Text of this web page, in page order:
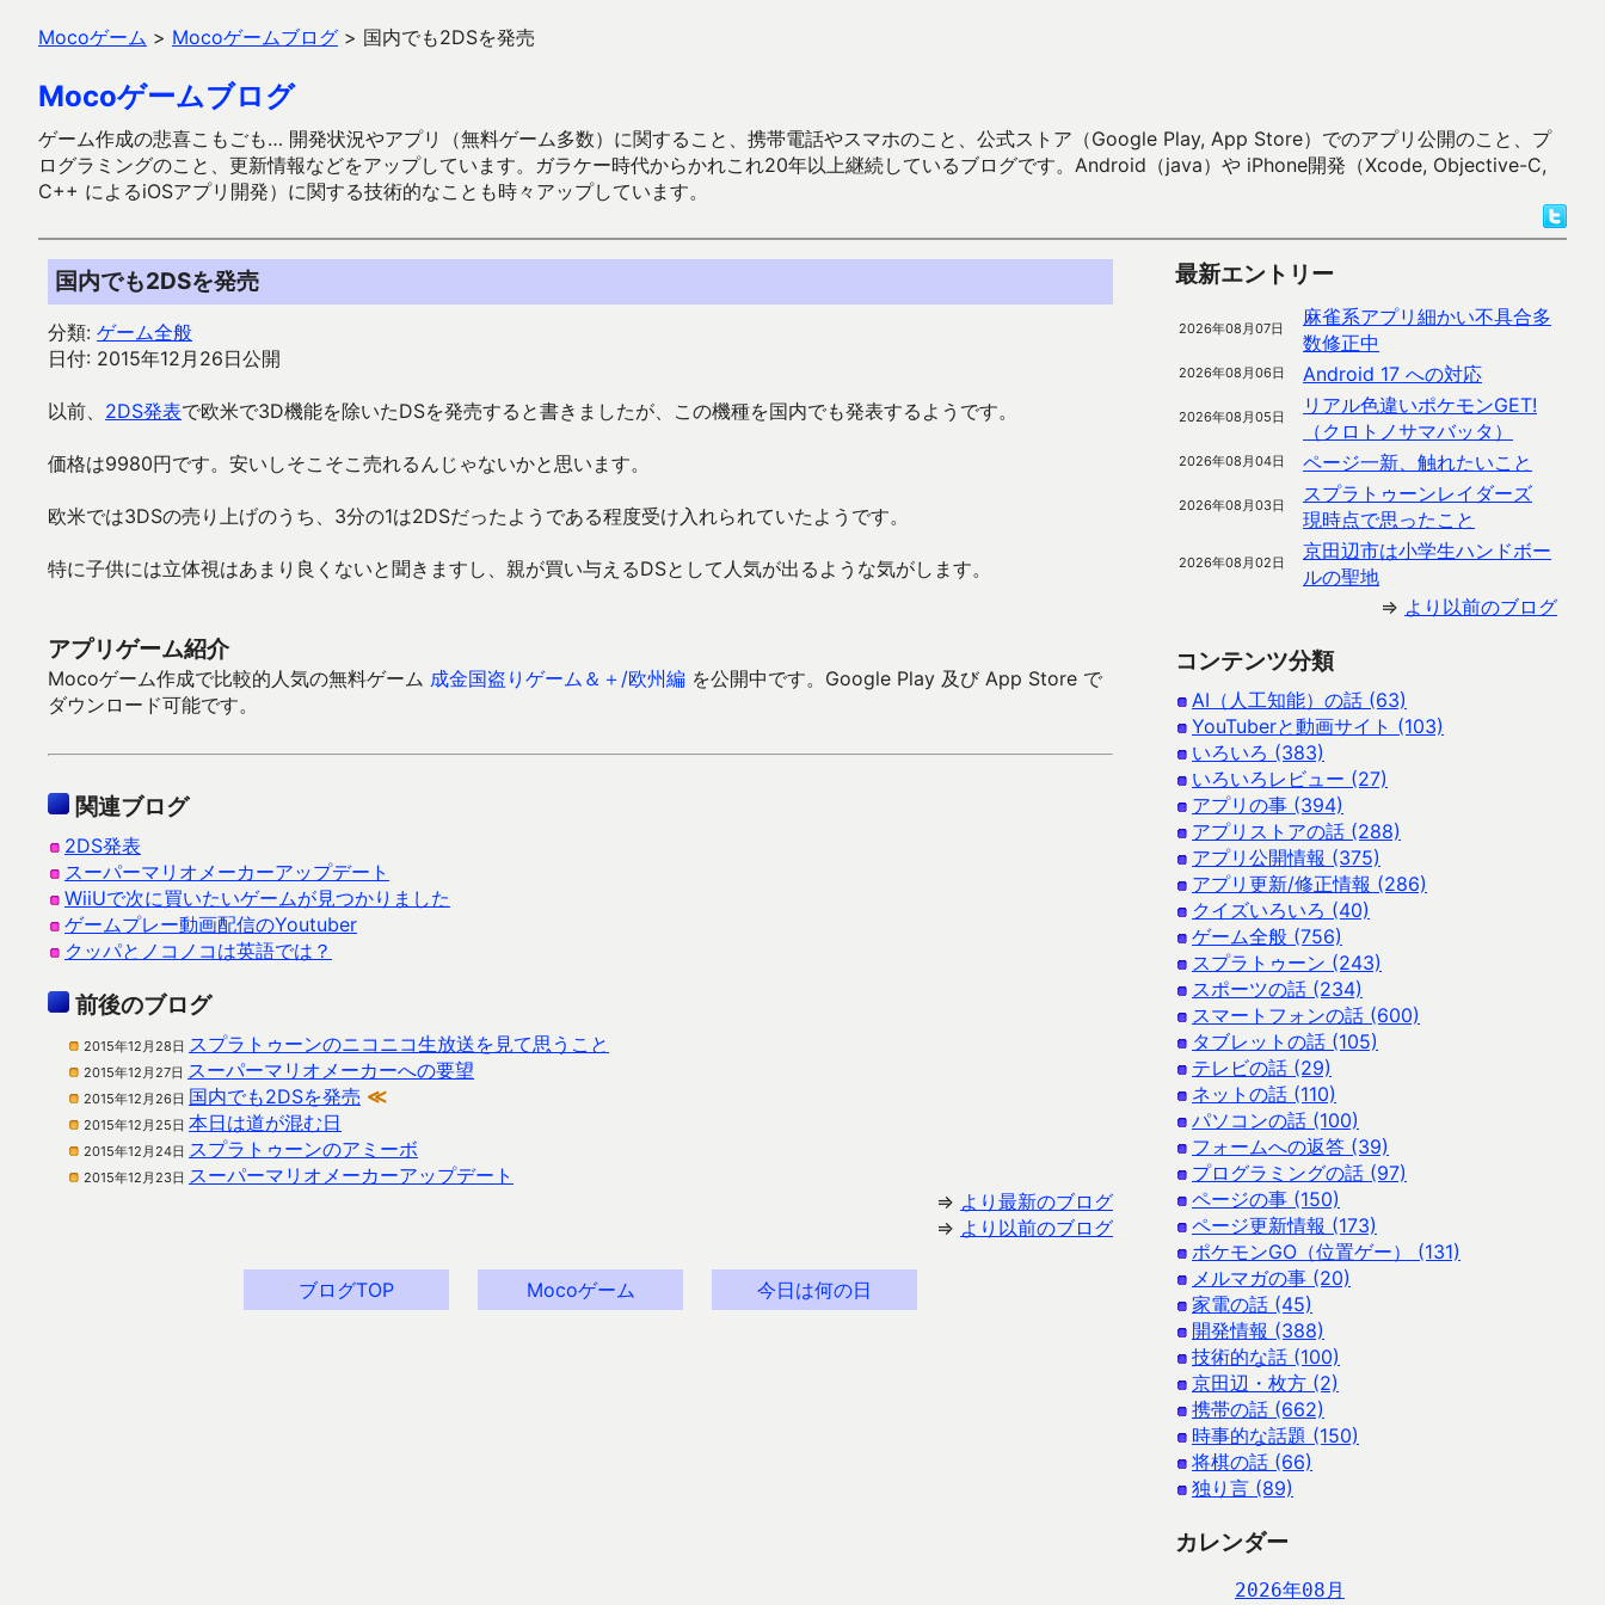
Mocoゲーム > Mocoゲームブログ > 国内でも2DSを発売
Mocoゲームブログ
ゲーム作成の悲喜こもごも… 開発状況やアプリ（無料ゲーム多数）に関すること、携帯電話やスマホのこと、公式ストア（Google Play, App Store）でのアプリ公開のこと、プ
ログラミングのこと、更新情報などをアップしています。ガラケー時代からかれこれ20年以上継続しているブログです。Android（java）や iPhone開発（Xcode, Objective-C,
C++ によるiOSアプリ開発）に関する技術的なことも時々アップしています。
国内でも2DSを発売
分類: ゲーム全般
日付: 2015年12月26日公開
以前、 2DS発表で欧米で3D機能を除いたDSを発売すると書きましたが、この機種を国内でも発表するようです。
価格は9980円です。安いしそこそこ売れるんじゃないかと思います。
欧米では3DSの売り上げのうち、3分の1は2DSだったようである程度受け入れられていたようです。
特に子供には立体視はあまり良くないと聞きますし、親が買い与えるDSとして人気が出るような気がします。
アプリゲーム紹介
Mocoゲーム作成で比較的人気の無料ゲーム 成金国盗りゲーム＆＋/欧州編 を公開中です。Google Play 及び App Store で
ダウンロード可能です。
関連ブログ
2DS発表
スーパーマリオメーカーアップデート
WiiUで次に買いたいゲームが見つかりました
ゲームプレー動画配信のYoutuber
クッパとノコノコは英語では？
前後のブログ
2015年12月28日 スプラトゥーンのニコニコ生放送を見て思うこと
2015年12月27日 スーパーマリオメーカーへの要望
2015年12月26日 国内でも2DSを発売 ≪
2015年12月25日 本日は道が混む日
2015年12月24日 スプラトゥーンのアミーボ
2015年12月23日 スーパーマリオメーカーアップデート
⇒ より最新のブログ
⇒ より以前のブログ
ブログTOP Mocoゲーム 今日は何の日
最新エントリー
2026年08月07日
麻雀系アプリ細かい不具合多
数修正中
2026年08月06日 Android 17 への対応
2026年08月05日
リアル色違いポケモンGET!
（クロトノサマバッタ）
2026年08月04日 ページ一新、触れたいこと
2026年08月03日
スプラトゥーンレイダーズ
現時点で思ったこと
2026年08月02日
京田辺市は小学生ハンドボー
ルの聖地
⇒ より以前のブログ
コンテンツ分類
AI（人工知能）の話 (63)
YouTuberと動画サイト (103)
いろいろ (383)
いろいろレビュー (27)
アプリの事 (394)
アプリストアの話 (288)
アプリ公開情報 (375)
アプリ更新/修正情報 (286)
クイズいろいろ (40)
ゲーム全般 (756)
スプラトゥーン (243)
スポーツの話 (234)
スマートフォンの話 (600)
タブレットの話 (105)
テレビの話 (29)
ネットの話 (110)
パソコンの話 (100)
フォームへの返答 (39)
プログラミングの話 (97)
ページの事 (150)
ページ更新情報 (173)
ポケモンGO（位置ゲー） (131)
メルマガの事 (20)
家電の話 (45)
開発情報 (388)
技術的な話 (100)
京田辺・枚方 (2)
携帯の話 (662)
時事的な話題 (150)
将棋の話 (66)
独り言 (89)
カレンダー
2026年08月